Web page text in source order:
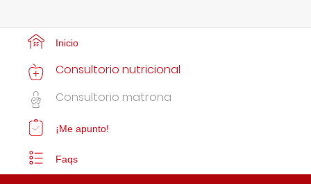
Inicio
Consultorio nutricional
Consultorio matrona
¡Me apunto!
Faqs